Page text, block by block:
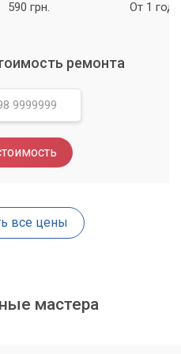
590 грн. От 1 года
ремонта
все цены
мастера